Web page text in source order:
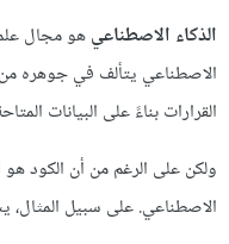
الذكاء الاصطناعيهو مجال
الاصطناعي يتألف في جوهره من
القرارات بناءً على البيانات
ولكن على الرغم من أن الكود هو
الاصطناعي. على سبيل المثال،